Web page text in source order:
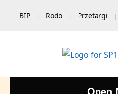
BIP Rodo Przetargi
Open